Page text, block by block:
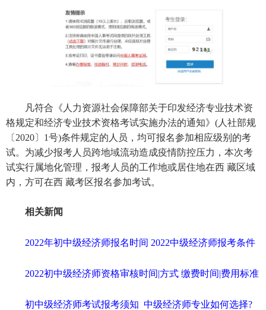
凡符合《人力资源社会保障部关于印发经济专业技术资
格规定和经济专业技术资格考试实施办法的通知》(人社部规
〔2020〕1号)条件规定的人员，均可报名参加相应级别的考
试。为减少报考人员跨地域流动造成疫情防控压力，本次考
试实行属地化管理，报考人员的工作地或居住地在西 藏区域
内，方可在西 藏考区报名参加考试。
相关新闻
2022年初中级经济师报名时间 2022中级经济师报考条件
2022初中级经济师资格审核时间|方式 缴费时间|费用标准
初中级经济师考试报考须知 中级经济师专业如何选择?